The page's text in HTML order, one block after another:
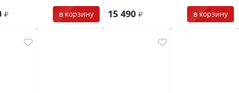
в корзину 15 490 в корзину